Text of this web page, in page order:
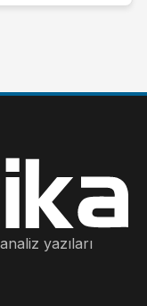
yazıları